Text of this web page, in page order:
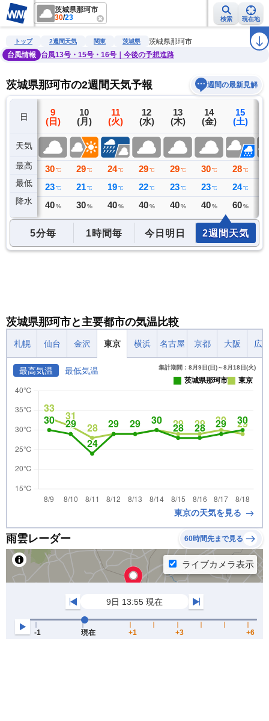
茨城県那珂市
30/23 検索 現在地
雨雲レーダー 台風情報 地震情報 警報・注意報 ラ
トップ 2週間天気 関東 茨城県
茨城県那珂市
台風情報
台風13号・15号・16号｜今後の予想進路
茨城県那珂市の2週間天気予報 週間の最新見解
日
天気
最高
最低
降水
8
(土)
32 ℃
25 ℃
0 ミリ
9
(日)
30 ℃
23 ℃
40 %
10
(月)
29 ℃
21 ℃
30 %
11
(火)
24 ℃
19 ℃
40 %
12
(水)
29 ℃
22 ℃
40 %
13
(木)
29 ℃
23 ℃
40 %
14
(金)
30 ℃
23 ℃
40 %
15
(土)
28 ℃
24 ℃
60 %
5分毎 1時間毎 今日明日 2週間天気
茨城県那珂市と主要都市の気温比較
札幌 仙台 金沢 東京 横浜 名古屋 京都 大阪 広
最高気温 最低気温 集計期間：8月9日(日)～8月18日(火)
茨城県那珂市 東京
東京の天気を見る
雨雲レーダー 60時間先まで見る